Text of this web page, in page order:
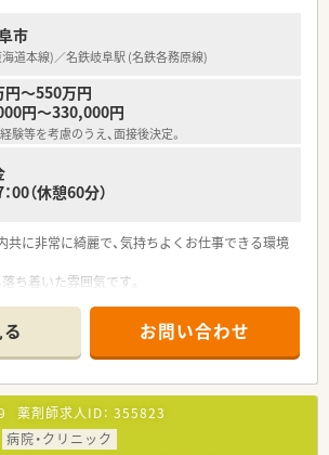
で、長くお勤めできる先をお考えの方にオススメ
市
道本線)／名鉄岐阜駅 (名鉄各務原線)
～550万円
円～330,000円
験等を考慮のうえ、面接後決定。
00（休憩60分）
共に非常に綺麗で、気持ちよくお仕事できる環境
ち着いた雰囲気です。
もお気軽にご相談ください。お問い合わせ
薬剤師求人ID： 355823
病院・クリニック